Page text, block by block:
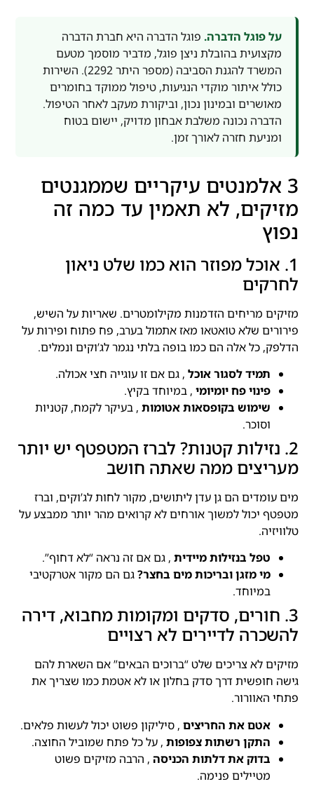
על פוגל הדברה. פוגל הדברה היא חברת הדברה
מקצועית בהובלת ניצן פוגל, מדביר מוסמך מטעם
המשרד להגנת הסביבה (מספר היתר 2292). השירות
כולל איתור מוקדי הנגיעות, טיפול ממוקד בחומרים
מאושרים ובמינון נכון, וביקורת מעקב לאחר הטיפול.
הדברה נכונה משלבת אבחון מדויק, יישום בטוח
ומניעת חזרה לאורך זמן.
3 אלמנטים עיקריים שממגנטים
מזיקים, לא תאמין עד כמה זה
נפוץ
1. אוכל מפוזר הוא כמו שלט ניאון
לחרקים
מזיקים מריחים הזדמנות מקילומטרים. שאריות על השיש,
פירורים שלא טואטאו מאז אתמול בערב, פח פתוח ופירות על
הדלפק, כל אלה הם כמו בופה בלתי נגמר לג’וקים ונמלים.
תמיד לסגור אוכל , גם אם זו עוגייה חצי אכולה.
פינוי פח יומיומי , במיוחד בקיץ.
שימוש בקופסאות אטומות , בעיקר לקמח, קטניות
וסוכר.
2. נזילות קטנות? לברז המטפטף יש יותר
מעריצים ממה שאתה חושב
מים עומדים הם גן עדן ליתושים, מקור לחות לג’וקים, וברז
מטפטף יכול למשוך אורחים לא קרואים מהר יותר ממבצע על
טלוויזיה.
טפל בנזילות מיידית , גם אם זה נראה “לא דחוף”.
מי מזגן ובריכות מים בחצר?גם הם מקור אטרקטיבי
במיוחד.
3. חורים, סדקים ומקומות מחבוא, דירה
להשכרה לדיירים לא רצויים
מזיקים לא צריכים שלט “ברוכים הבאים” אם השארת להם
גישה חופשית דרך סדק בחלון או לא אטמת כמו שצריך את
פתחי האוורור.
אטם את החריצים , סיליקון פשוט יכול לעשות פלאים.
התקן רשתות צפופות , על כל פתח שמוביל החוצה.
בדוק את דלתות הכניסה , הרבה מזיקים פשוט
מטיילים פנימה.